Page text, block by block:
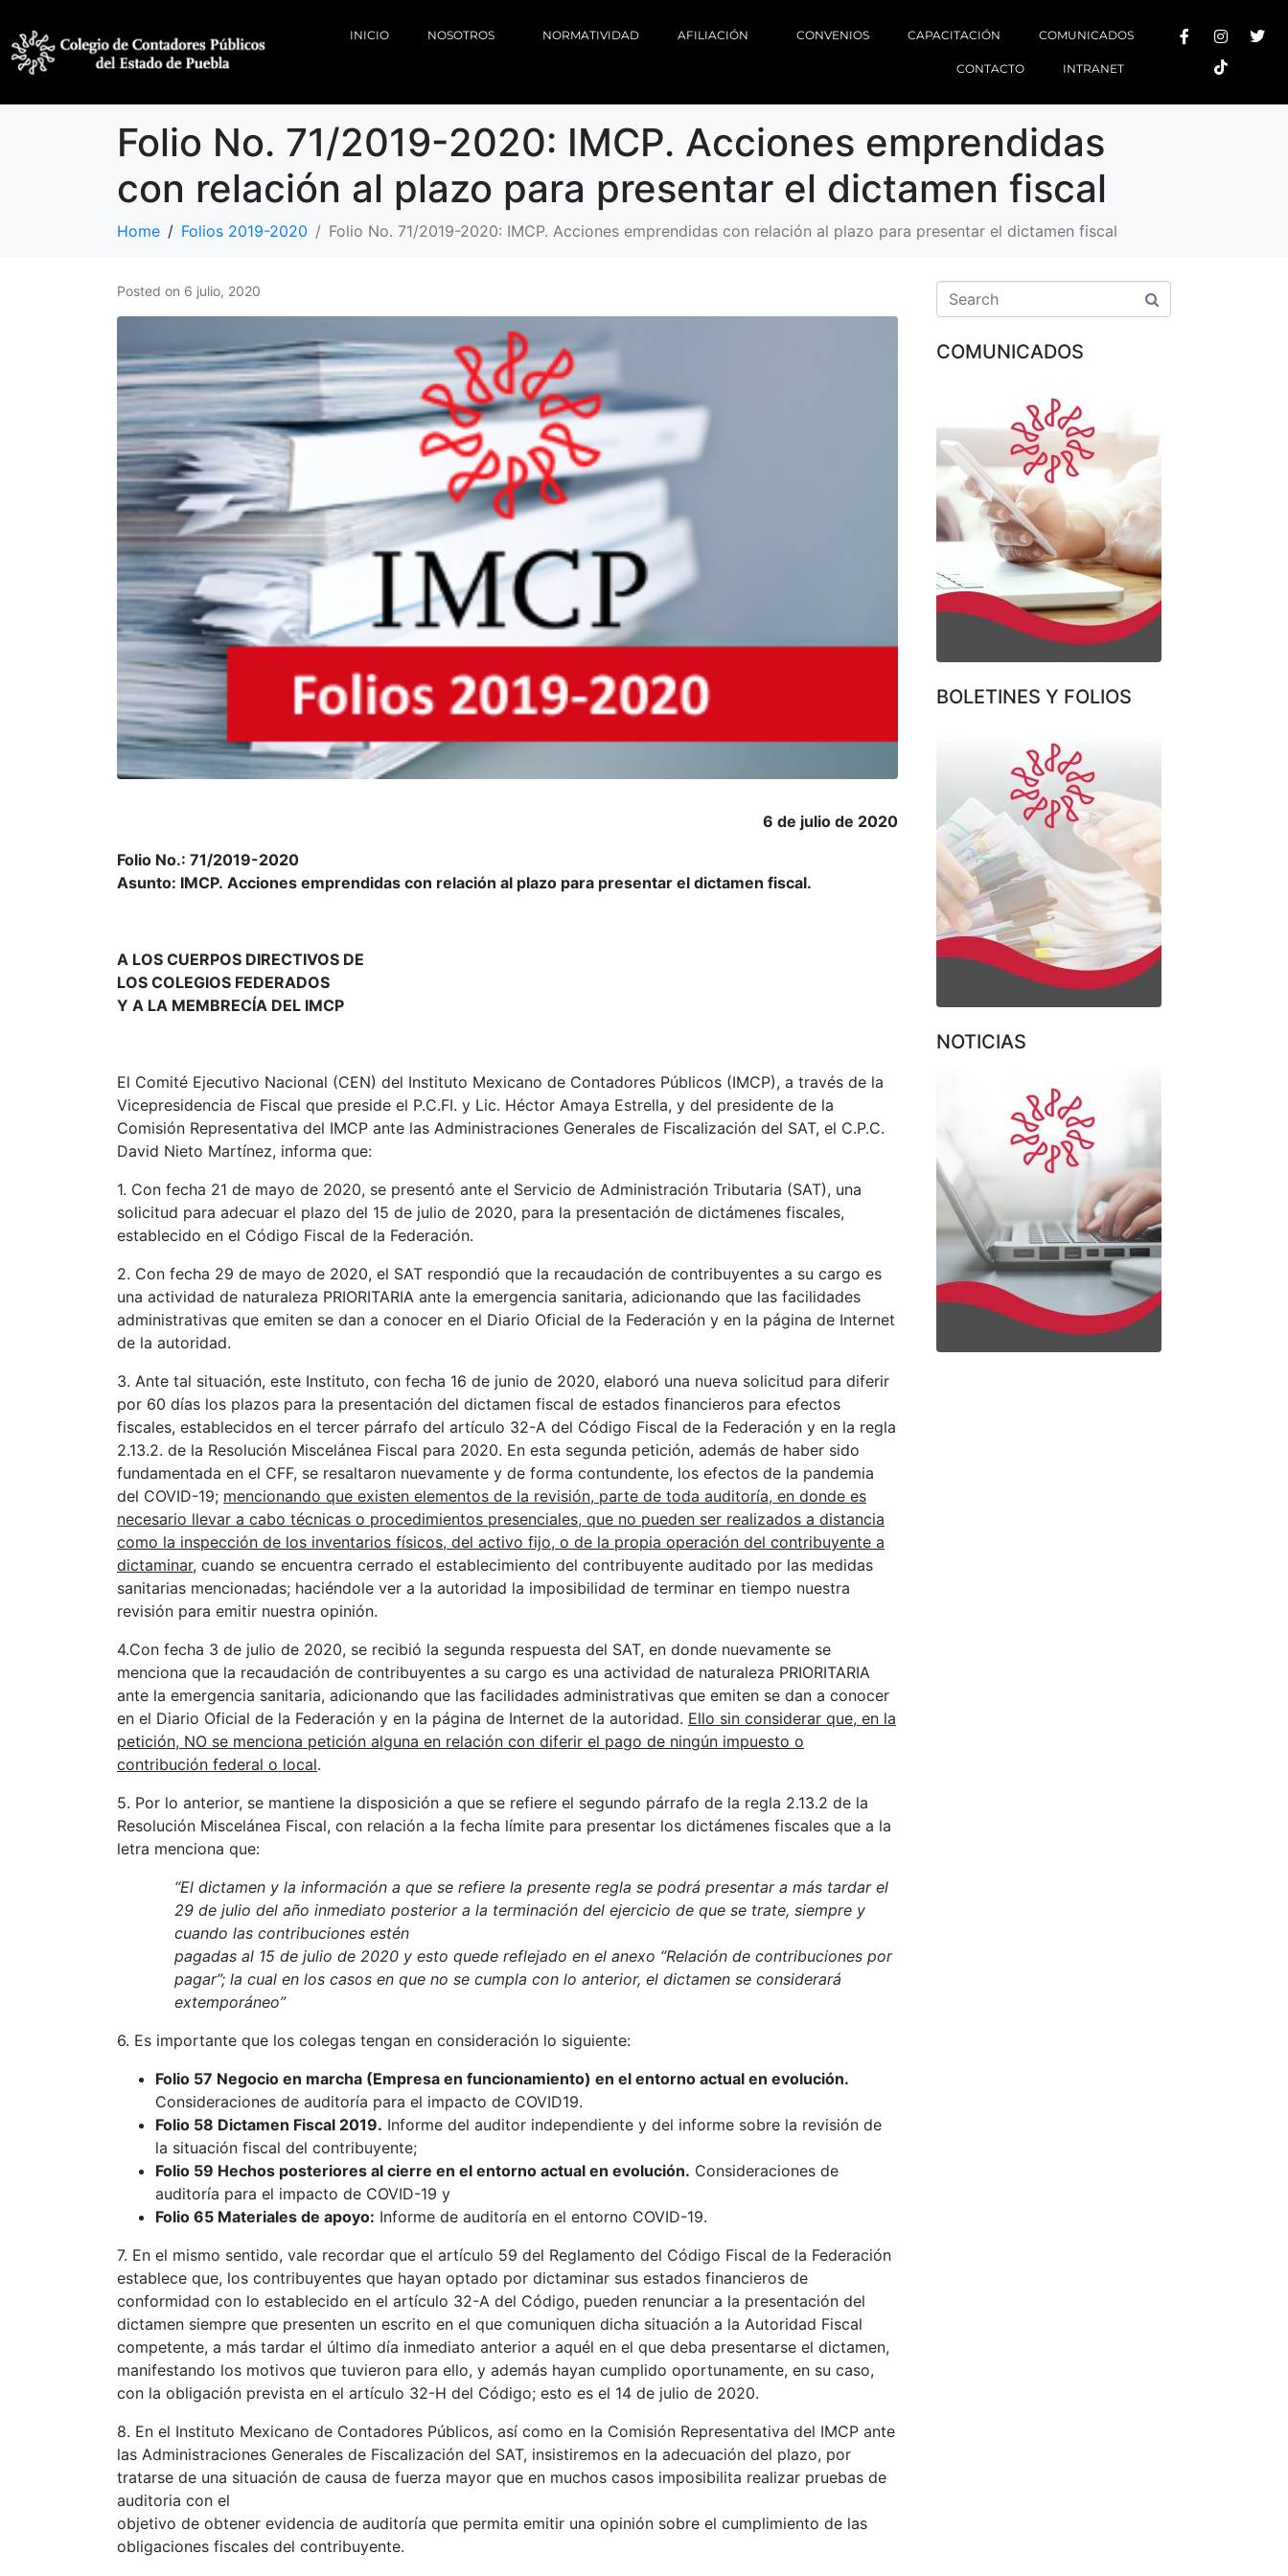
INICIO NOSOTROS NORMATIVIDAD AFILIACIÓN CONVENIOS CAPACITACIÓN COMUNICADOS
CONTACTO INTRANET
Folio No. 71/2019-2020: IMCP. Acciones emprendidas
con relación al plazo para presentar el dictamen fiscal
Home Folios 2019-2020 Folio No. 71/2019-2020: IMCP. Acciones emprendidas con relación al plazo para presentar el dictamen fiscal
Posted on 6 julio, 2020
6 de julio de 2020
Folio No.: 71/2019-2020
Asunto: IMCP. Acciones emprendidas con relación al plazo para presentar el dictamen fiscal.
A LOS CUERPOS DIRECTIVOS DE
LOS COLEGIOS FEDERADOS
Y A LA MEMBRECÍA DEL IMCP
El Comité Ejecutivo Nacional (CEN) del Instituto Mexicano de Contadores Públicos (IMCP), a través de la
Vicepresidencia de Fiscal que preside el P.C.FI. y Lic. Héctor Amaya Estrella, y del presidente de la
Comisión Representativa del IMCP ante las Administraciones Generales de Fiscalización del SAT, el C.P.C.
David Nieto Martínez, informa que:
1. Con fecha 21 de mayo de 2020, se presentó ante el Servicio de Administración Tributaria (SAT), una
solicitud para adecuar el plazo del 15 de julio de 2020, para la presentación de dictámenes fiscales,
establecido en el Código Fiscal de la Federación.
2. Con fecha 29 de mayo de 2020, el SAT respondió que la recaudación de contribuyentes a su cargo es
una actividad de naturaleza PRIORITARIA ante la emergencia sanitaria, adicionando que las facilidades
administrativas que emiten se dan a conocer en el Diario Oficial de la Federación y en la página de Internet
de la autoridad.
3. Ante tal situación, este Instituto, con fecha 16 de junio de 2020, elaboró una nueva solicitud para diferir
por 60 días los plazos para la presentación del dictamen fiscal de estados financieros para efectos
fiscales, establecidos en el tercer párrafo del artículo 32-A del Código Fiscal de la Federación y en la regla
2.13.2. de la Resolución Miscelánea Fiscal para 2020. En esta segunda petición, además de haber sido
fundamentada en el CFF, se resaltaron nuevamente y de forma contundente, los efectos de la pandemia
del COVID-19; mencionando que existen elementos de la revisión, parte de toda auditoría, en donde es
necesario llevar a cabo técnicas o procedimientos presenciales, que no pueden ser realizados a distancia
como la inspección de los inventarios físicos, del activo fijo, o de la propia operación del contribuyente a
dictaminar, cuando se encuentra cerrado el establecimiento del contribuyente auditado por las medidas
sanitarias mencionadas; haciéndole ver a la autoridad la imposibilidad de terminar en tiempo nuestra
revisión para emitir nuestra opinión.
4.Con fecha 3 de julio de 2020, se recibió la segunda respuesta del SAT, en donde nuevamente se
menciona que la recaudación de contribuyentes a su cargo es una actividad de naturaleza PRIORITARIA
ante la emergencia sanitaria, adicionando que las facilidades administrativas que emiten se dan a conocer
en el Diario Oficial de la Federación y en la página de Internet de la autoridad. Ello sin considerar que, en la
petición, NO se menciona petición alguna en relación con diferir el pago de ningún impuesto o
contribución federal o local.
5. Por lo anterior, se mantiene la disposición a que se refiere el segundo párrafo de la regla 2.13.2 de la
Resolución Miscelánea Fiscal, con relación a la fecha límite para presentar los dictámenes fiscales que a la
letra menciona que:
“El dictamen y la información a que se refiere la presente regla se podrá presentar a más tardar el
29 de julio del año inmediato posterior a la terminación del ejercicio de que se trate, siempre y
cuando las contribuciones estén
pagadas al 15 de julio de 2020 y esto quede reflejado en el anexo “Relación de contribuciones por
pagar”; la cual en los casos en que no se cumpla con lo anterior, el dictamen se considerará
extemporáneo”
6. Es importante que los colegas tengan en consideración lo siguiente:
Folio 57 Negocio en marcha (Empresa en funcionamiento) en el entorno actual en evolución.
Consideraciones de auditoría para el impacto de COVID19.
Folio 58 Dictamen Fiscal 2019. Informe del auditor independiente y del informe sobre la revisión de
la situación fiscal del contribuyente;
Folio 59 Hechos posteriores al cierre en el entorno actual en evolución. Consideraciones de
auditoría para el impacto de COVID-19 y
Folio 65 Materiales de apoyo: Informe de auditoría en el entorno COVID-19.
7. En el mismo sentido, vale recordar que el artículo 59 del Reglamento del Código Fiscal de la Federación
establece que, los contribuyentes que hayan optado por dictaminar sus estados financieros de
conformidad con lo establecido en el artículo 32-A del Código, pueden renunciar a la presentación del
dictamen siempre que presenten un escrito en el que comuniquen dicha situación a la Autoridad Fiscal
competente, a más tardar el último día inmediato anterior a aquél en el que deba presentarse el dictamen,
manifestando los motivos que tuvieron para ello, y además hayan cumplido oportunamente, en su caso,
con la obligación prevista en el artículo 32-H del Código; esto es el 14 de julio de 2020.
8. En el Instituto Mexicano de Contadores Públicos, así como en la Comisión Representativa del IMCP ante
las Administraciones Generales de Fiscalización del SAT, insistiremos en la adecuación del plazo, por
tratarse de una situación de causa de fuerza mayor que en muchos casos imposibilita realizar pruebas de
auditoria con el
objetivo de obtener evidencia de auditoría que permita emitir una opinión sobre el cumplimiento de las
obligaciones fiscales del contribuyente.
COMUNICADOS
BOLETINES Y FOLIOS
NOTICIAS